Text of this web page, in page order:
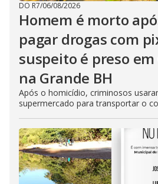
DO R7/06/08/2026
Homem é morto
pagar drogas com
suspeito é preso
na Grande BH
Após o homicídio, criminosos
supermercado para transportar o